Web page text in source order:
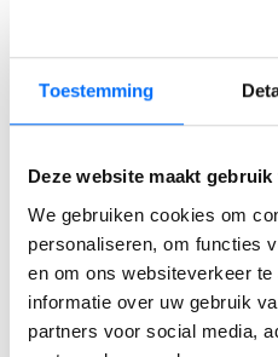
Toestemming
Deze website maakt
We gebruiken cookies om
personaliseren, om functies
en om ons websiteverkeer
informatie over uw gebruik
partners voor social media,
klantverwachtingen,
Dirk Mulder volgt de
komende jaren bepalen.
en praktijkvoorbeelden laat hij
groothandels kunnen zetten
blijven.
13:00 | AI die werkt: van tool
Hoe maak je van AI een